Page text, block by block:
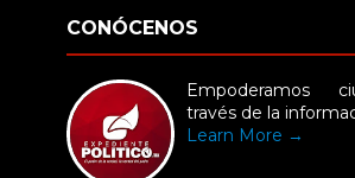
CONÓCENOS
Empoderamos
través de la
Learn More →